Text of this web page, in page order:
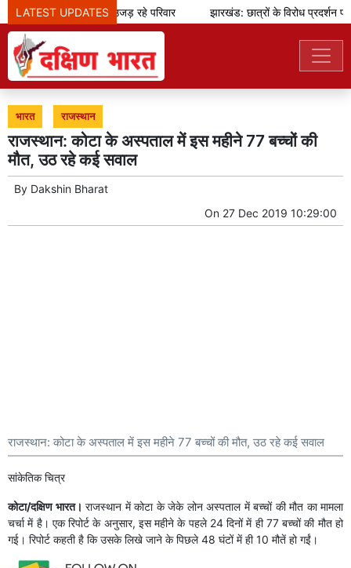
LATEST UPDATES
जुए के जाल से उजड़ रहे परिवार झारखंड: छात्रों के विरोध प्रदर्शन
भारत राजस्थान
राजस्थान: कोटा के अस्पताल में इस महीने 77 बच्चों की
मौत, उठ रहे कई सवाल
By Dakshin Bharat
On 27 Dec 2019 10:29:00
राजस्थान: कोटा के अस्पताल में इस महीने 77 बच्चों की मौत, उठ रहे कई सवाल
सांकेतिक चित्र
कोटा/दक्षिण भारत। राजस्थान में कोटा के जेके लोन अस्पताल में बच्चों की मौत का मामला
चर्चा में है। एक रिपोर्ट के अनुसार, इस महीने के पहले 24 दिनों में ही 77 बच्चों की मौत हो
गई। रिपोर्ट कहती है कि उसके लिखे जाने के पिछले 48 घंटों में ही 10 मौतें हो गईं।